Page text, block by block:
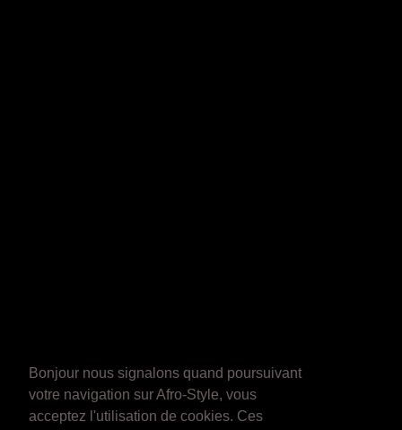
Bonjour nous signalons quand poursuivant
votre navigation sur Afro-Style, vous
acceptez l'utilisation de cookies. Ces